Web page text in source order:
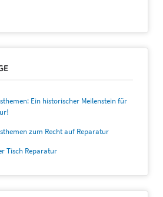
Ein historischer Meilenstein für
zum Recht auf Reparatur
Tisch Reparatur